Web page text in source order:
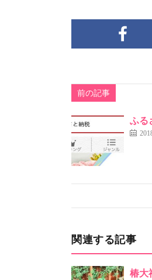
前の記事
ふる
関連する記事
椿大